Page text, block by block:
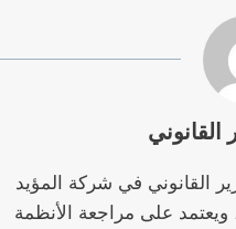
القانوني
القانوني في شركة المؤيد
ويعتمد على مراجعة الأنظمة